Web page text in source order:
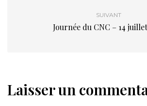
SUIVANT
Journée du CNC – 14
Laisser un